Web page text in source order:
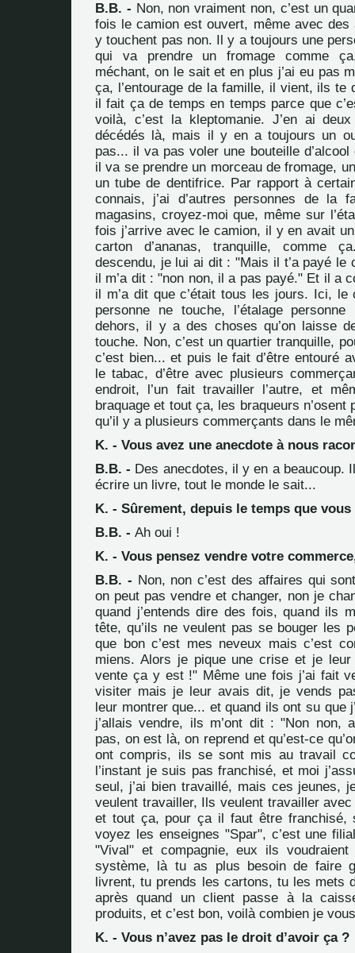
B.B. - Non, non vraiment non, c’est un
fois le camion est ouvert, même avec des
y touchent pas non. Il y a toujours une
qui va prendre un fromage comme
méchant, on le sait et en plus j’ai eu pas
ça, l’entourage de la famille, il vient, ils te
il fait ça de temps en temps parce que
voilà, c’est la kleptomanie. J’en ai
décédés là, mais il y en a toujours un
pas... il va pas voler une bouteille
il va se prendre un morceau de fromage,
un tube de dentifrice. Par rapport à
connais, j’ai d’autres personnes de la
magasins, croyez-moi que, même sur
fois j’arrive avec le camion, il y en avait
carton d’ananas, tranquille, comme
descendu, je lui ai dit : "Mais il t’a payé le
il m’a dit : "non non, il a pas payé." Et il a
il m’a dit que c’était tous les jours. Ici, le
personne ne touche, l’étalage
dehors, il y a des choses qu’on laisse
touche. Non, c’est un quartier tranquille,
c’est bien... et puis le fait d’être entouré
le tabac, d’être avec plusieurs
endroit, l’un fait travailler l’autre, et
braquage et tout ça, les braqueurs n’osent
qu’il y a plusieurs commerçants dans le
K. - Vous avez une anecdote à nous
B.B. - Des anecdotes, il y en a beaucoup.
écrire un livre, tout le monde le sait...
K. - Sûrement, depuis le temps que vous
B.B. - Ah oui !
K. - Vous pensez vendre votre
B.B. - Non, non c’est des affaires qui
on peut pas vendre et changer, non je
quand j’entends dire des fois, quand ils
tête, qu’ils ne veulent pas se bouger les
que bon c’est mes neveux mais c’est
miens. Alors je pique une crise et je
vente ça y est !" Même une fois j’ai fait
visiter mais je leur avais dit, je vends
leur montrer que... et quand ils ont su que
j’allais vendre, ils m’ont dit : "Non non,
pas, on est là, on reprend et qu’est-ce
ont compris, ils se sont mis au travail
l’instant je suis pas franchisé, et moi
seul, j’ai bien travaillé, mais ces jeunes,
veulent travailler, Ils veulent travailler
et tout ça, pour ça il faut être franchisé,
voyez les enseignes "Spar", c’est une
"Vival" et compagnie, eux ils
système, là tu as plus besoin de faire
livrent, tu prends les cartons, tu les mets
après quand un client passe à la
produits, et c’est bon, voilà combien je
K. - Vous n’avez pas le droit d’avoir ça ?